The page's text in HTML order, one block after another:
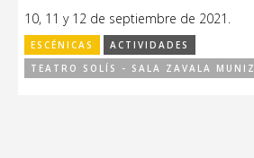
10, 11 y 12 de septiembre de 2021.
ESCÉNICAS
ACTIVIDADES
TEATRO SOLÍS - SALA ZAVALA MUNIZ